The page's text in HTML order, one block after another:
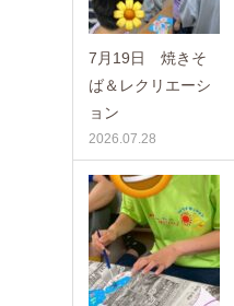
7月19日 焼きそ
ば＆レクリエーシ
ョン
2026.07.28